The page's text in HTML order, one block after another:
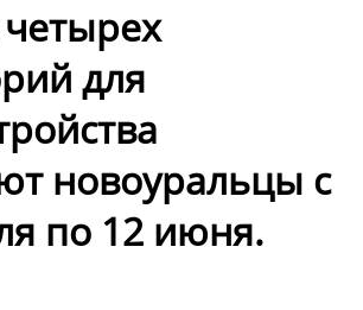
для
новоуральцы с
по 12 июня.